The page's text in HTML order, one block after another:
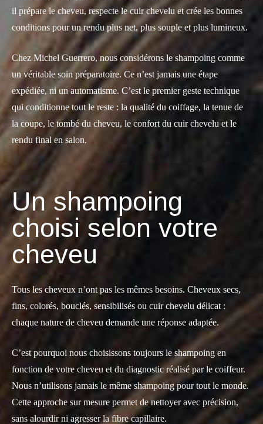
il prépare le cheveu, respecte le cuir chevelu et crée les bonnes
conditions pour un rendu plus net, plus souple et plus lumineux.
Chez Michel Guerrero, nous considérons le shampoing comme
un véritable soin préparatoire. Ce n’est jamais une étape
expédiée, ni un automatisme. C’est le premier geste technique
qui conditionne tout le reste : la qualité du coiffage, la tenue de
la coupe, le tombé du cheveu, le confort du cuir chevelu et le
rendu final en salon.
Un shampoing
choisi selon votre
cheveu
Tous les cheveux n’ont pas les mêmes besoins. Cheveux secs,
fins, colorés, bouclés, sensibilisés ou cuir chevelu délicat :
chaque nature de cheveu demande une réponse adaptée.
C’est pourquoi nous choisissons toujours le shampoing en
fonction de votre cheveu et du diagnostic réalisé par le coiffeur.
Nous n’utilisons jamais le même shampoing pour tout le monde.
Cette approche sur mesure permet de nettoyer avec précision,
sans alourdir ni agresser la fibre capillaire.